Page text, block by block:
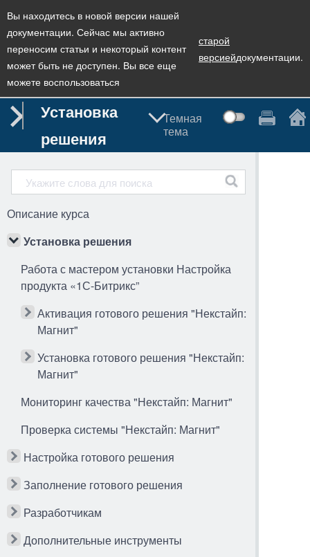
Вы находитесь в новой версии нашей
документации. Сейчас мы активно
переносим статьи и некоторый контент
может быть не доступен. Вы все еще
можете воспользоваться
старой
версиейдокументации.
Установка
решения
Темная
тема
Описание курса
Установка решения
Работа с мастером установки Настройка
продукта «1С-Битрикс”
Активация готового решения "Некстайп:
Магнит"
Установка готового решения "Некстайп:
Магнит"
Мониторинг качества "Некстайп: Магнит"
Проверка системы "Некстайп: Магнит"
Настройка готового решения
Заполнение готового решения
Разработчикам
Дополнительные инструменты